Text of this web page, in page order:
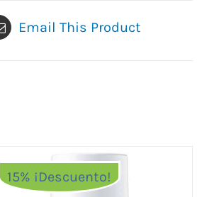
Email This Product
15% ¡Descuento!